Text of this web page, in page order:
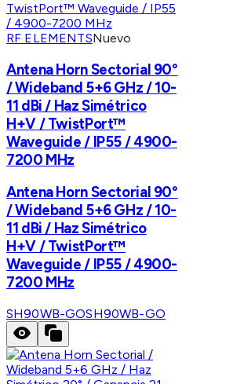
RF ELEMENTSNuevo
Antena Horn Sectorial 90°
/ Wideband 5+6 GHz / 10-
11 dBi / Haz Simétrico
H+V / TwistPort™
Waveguide / IP55 / 4900-
7200 MHz
Antena Horn Sectorial 90°
/ Wideband 5+6 GHz / 10-
11 dBi / Haz Simétrico
H+V / TwistPort™
Waveguide / IP55 / 4900-
7200 MHz
SH90WB-GOSH90WB-GO